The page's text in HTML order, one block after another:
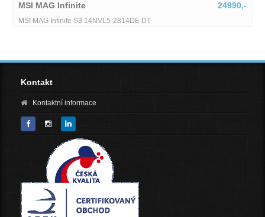
MSI MAG Infinite 24990,-
MSI MAG Infinite S3 14NVL5-2814DE DT
Kontakt
Kontaktní informace